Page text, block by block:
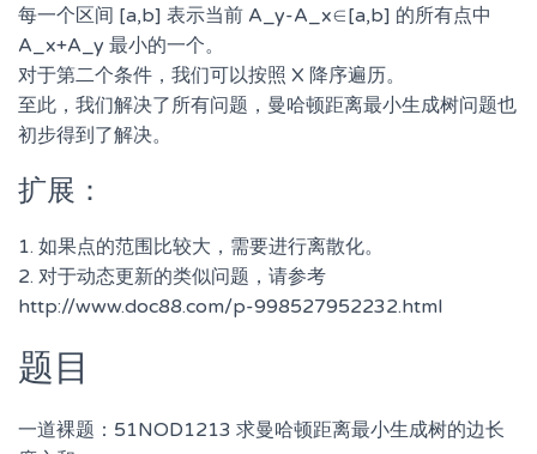
每一个区间 [a,b] 表示当前 A_y-A_x∈[a,b] 的所有点中
A_x+A_y 最小的一个。
对于第二个条件，我们可以按照 X 降序遍历。
至此，我们解决了所有问题，曼哈顿距离最小生成树问题也
初步得到了解决。
扩展：
1. 如果点的范围比较大，需要进行离散化。
2. 对于动态更新的类似问题，请参考
http://www.doc88.com/p-998527952232.html
题目
一道裸题：51NOD1213 求曼哈顿距离最小生成树的边长